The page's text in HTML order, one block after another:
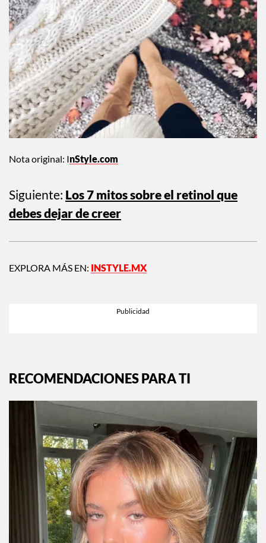
Nota original: InStyle.com
Siguiente: Los 7 mitos sobre el retinol que
debes dejar de creer
EXPLORA MÁS EN: INSTYLE.MX
RECOMENDACIONES PARA TI